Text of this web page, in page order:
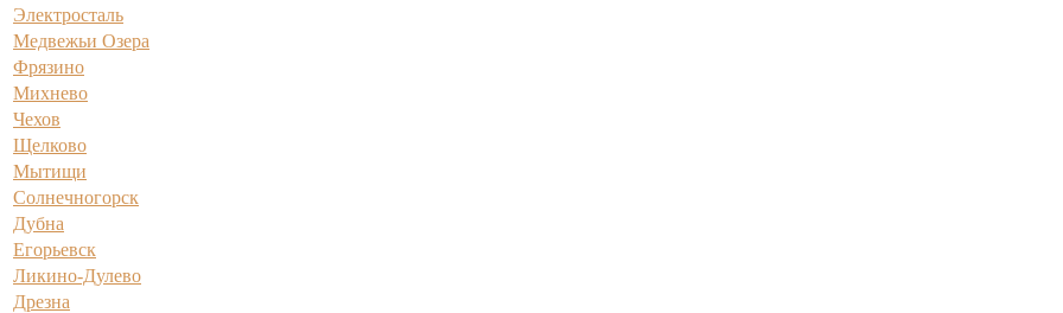
Электросталь
Медвежьи Озера
Фрязино
Михнево
Чехов
Щелково
Мытищи
Солнечногорск
Дубна
Егорьевск
Ликино-Дулево
Дрезна